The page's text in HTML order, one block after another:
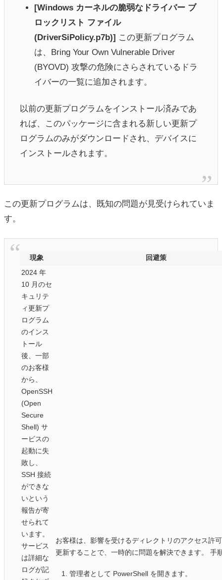
[Windows カーネルの脆弱なドライバー ブ
ロックリスト ファイル
(DriverSiPolicy.p7b)] この更新プログラム
は、Bring Your Own Vulnerable Driver
(BYOVD) 攻撃の危険にさらされているドラ
イバーの一覧に追加されます。
以前の更新プログラムをインストール済みであ
れば、このパッケージに含まれる新しい更新プ
ログラムのみがダウンロードされ、デバイスに
インストールされます。
この更新プログラムは、既知の問題が見受けられていま
す。
現象
回避策
2024 年
10 月のセ
キュリテ
ィ更新プ
ログラム
のインス
トール
後、一部
のお客様
から、
OpenSSH
(Open
Secure
Shell) サ
ービスの
起動に失
敗し、
SSH 接続
ができな
いという
報告が寄
せられて
います。
サービス
は詳細な
ログが記
お客様は、影響を受けるディレクトリのアクセス許
更新することで、一時的に問題を解決できます。 手
管理者として PowerShell を開きます。